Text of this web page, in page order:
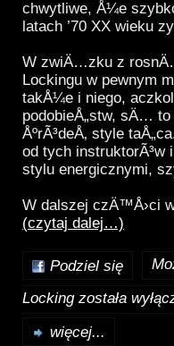
chwytliwe, Å¼e
latach ’70 XX wieku
W zwiÄ…zku z
Lockingu w pewnym
takÅ¼e i niego,
podobieÅ„stw, sÄ…
ÅºrÃ³deÅ‚ style
od tych
stylu energicznymi,
W dalszej czÄ™Å›ci
(czytaj dalej…)
Podziel się
Lockingzostała
więcej...